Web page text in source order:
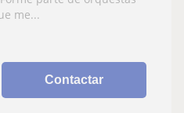
me...
Contactar